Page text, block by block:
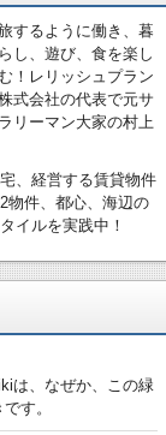
するように働き、暮
らし、遊び、食を楽し
！レリッシュプラン
式会社の代表で元サ
ラリーマン大家の村上
、経営する賃貸物件
物件、都心、海辺の
イルを実践中！
は、なぜか、この緑
す。